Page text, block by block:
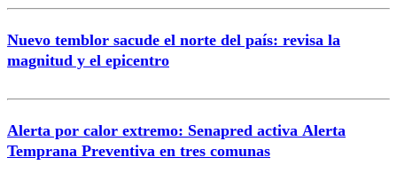
Nuevo temblor sacude el norte del país: revisa la
magnitud y el epicentro
Alerta por calor extremo: Senapred activa Alerta
Temprana Preventiva en tres comunas